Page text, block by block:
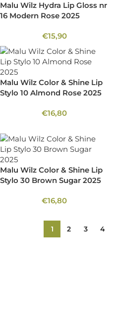
Malu Wilz Hydra Lip Gloss nr
16 Modern Rose 2025
€15,90
Malu Wilz Color & Shine Lip
Stylo 10 Almond Rose 2025
€16,80
Malu Wilz Color & Shine Lip
Stylo 30 Brown Sugar 2025
€16,80
1 2 3 4